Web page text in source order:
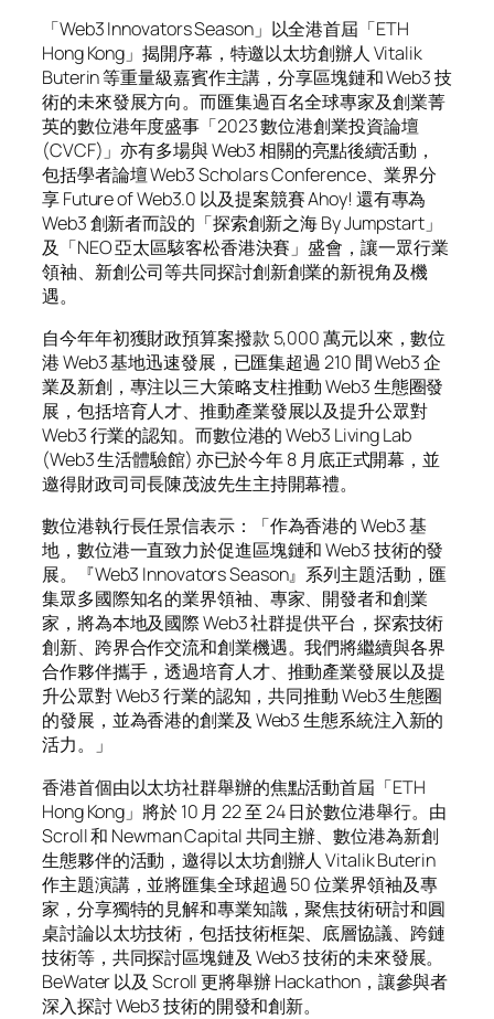
「Web3 Innovators Season」以全港首屆「ETH
Hong Kong」揭開序幕，特邀以太坊創辦人 Vitalik
Buterin 等重量級嘉賓作主講，分享區塊鏈和 Web3 技
術的未來發展方向。而匯集過百名全球專家及創業菁
英的數位港年度盛事「2023 數位港創業投資論壇
(CVCF)」亦有多場與 Web3 相關的亮點後續活動，
包括學者論壇 Web3 Scholars Conference、業界分
享 Future of Web3.0 以及提案競賽 Ahoy! 還有專為
Web3 創新者而設的「探索創新之海 By Jumpstart」
及「NEO 亞太區駭客松香港決賽」盛會，讓一眾行業
領袖、新創公司等共同探討創新創業的新視角及機
遇。
自今年年初獲財政預算案撥款 5,000 萬元以來，數位
港 Web3 基地迅速發展，已匯集超過 210 間 Web3 企
業及新創，專注以三大策略支柱推動 Web3 生態圈發
展，包括培育人才、推動產業發展以及提升公眾對
Web3 行業的認知。而數位港的 Web3 Living Lab
(Web3 生活體驗館) 亦已於今年 8 月底正式開幕，並
邀得財政司司長陳茂波先生主持開幕禮。
數位港執行長任景信表示：「作為香港的 Web3 基
地，數位港一直致力於促進區塊鏈和 Web3 技術的發
展。『Web3 Innovators Season』系列主題活動，匯
集眾多國際知名的業界領袖、專家、開發者和創業
家，將為本地及國際 Web3 社群提供平台，探索技術
創新、跨界合作交流和創業機遇。我們將繼續與各界
合作夥伴攜手，透過培育人才、推動產業發展以及提
升公眾對 Web3 行業的認知，共同推動 Web3 生態圈
的發展，並為香港的創業及 Web3 生態系統注入新的
活力。」
香港首個由以太坊社群舉辦的焦點活動首屆「ETH
Hong Kong」將於 10 月 22 至 24 日於數位港舉行。由
Scroll 和 Newman Capital 共同主辦、數位港為新創
生態夥伴的活動，邀得以太坊創辦人 Vitalik Buterin
作主題演講，並將匯集全球超過 50 位業界領袖及專
家，分享獨特的見解和專業知識，聚焦技術研討和圓
桌討論以太坊技術，包括技術框架、底層協議、跨鏈
技術等，共同探討區塊鏈及 Web3 技術的未來發展。
BeWater 以及 Scroll 更將舉辦 Hackathon，讓參與者
深入探討 Web3 技術的開發和創新。